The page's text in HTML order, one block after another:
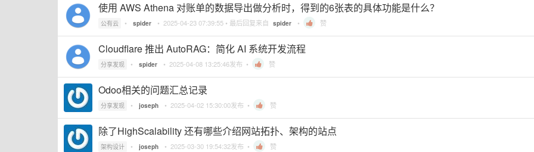
使用 AWS Athena 对账单的数据导出做分析时，得到的6张表的具体功能是什么？
公有云 • spider • 2025-04-23 07:39:55 • 最后回复来自 spider • 赞
Cloudflare 推出 AutoRAG：简化 AI 系统开发流程
分享发现 • spider • 2025-04-08 13:25:46发布 • 赞
Odoo相关的问题汇总记录
分享发现 • joseph • 2025-04-02 15:30:00发布 • 赞
除了HighScalability 还有哪些介绍网站拓扑、架构的站点
架构设计 • joseph • 2025-03-30 19:54:32发布 • 赞